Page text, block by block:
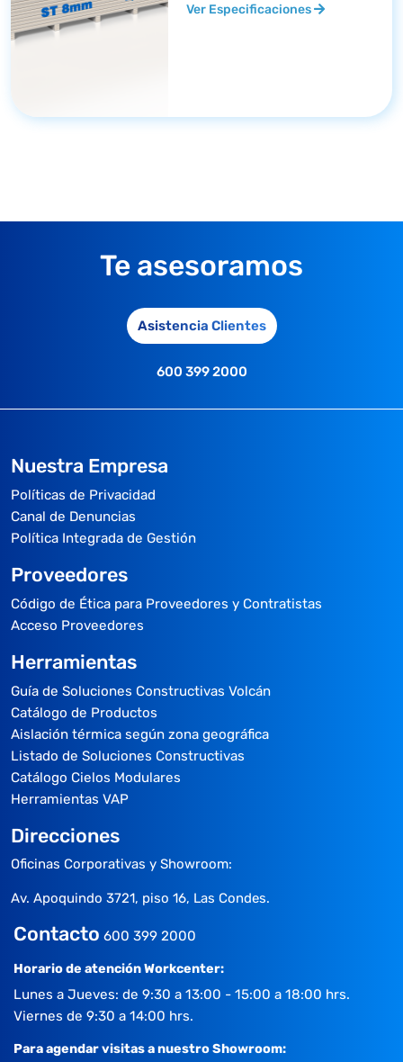
Ver Especificaciones
Te asesoramos
Asistencia Clientes
600 399 2000
Nuestra Empresa
Políticas de Privacidad
Canal de Denuncias
Política Integrada de Gestión
Proveedores
Código de Ética para Proveedores y Contratistas
Acceso Proveedores
Herramientas
Guía de Soluciones Constructivas Volcán
Catálogo de Productos
Aislación térmica según zona geográfica
Listado de Soluciones Constructivas
Catálogo Cielos Modulares
Herramientas VAP
Direcciones
Oficinas Corporativas y Showroom:
Av. Apoquindo 3721, piso 16, Las Condes.
Contacto 600 399 2000
Horario de atención Workcenter:
Lunes a Jueves: de 9:30 a 13:00 - 15:00 a 18:00 hrs.
Viernes de 9:30 a 14:00 hrs.
Para agendar visitas a nuestro Showroom: